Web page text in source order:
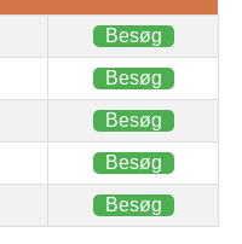
Besøg
Besøg
Besøg
Besøg
Besøg